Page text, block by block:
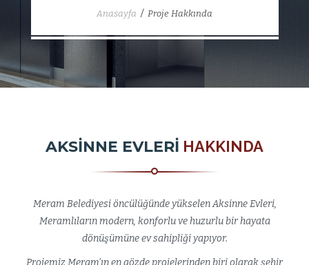
Anasayfa / Proje Hakkında
AKSİNNE EVLERİ HAKKINDA
Meram Belediyesi öncülüğünde yükselen Aksinne Evleri,
Meramlıların modern, konforlu ve huzurlu bir hayata
dönüşümüne ev sahipliği yapıyor.
Projemiz Meram’ın en gözde projelerinden biri olarak şehir